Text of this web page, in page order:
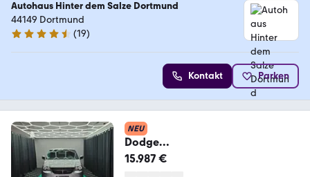
Autohaus Hinter dem Salze Dortmund
44149 Dortmund
4.4 Sterne
(19)
Kontakt Parken
NEU
Dodge
GrandCaravan3.6Automatik,7-
15.987 €